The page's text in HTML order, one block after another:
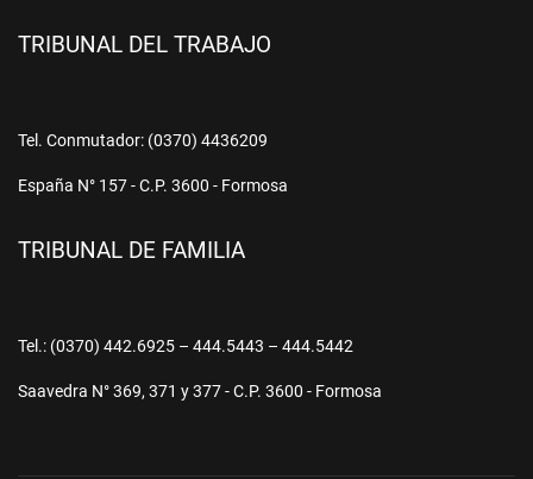
TRIBUNAL DEL TRABAJO
Tel. Conmutador: (0370) 4436209
España N° 157 - C.P. 3600 - Formosa
TRIBUNAL DE FAMILIA
Tel.: (0370) 442.6925 – 444.5443 – 444.5442
Saavedra N° 369, 371 y 377 - C.P. 3600 - Formosa